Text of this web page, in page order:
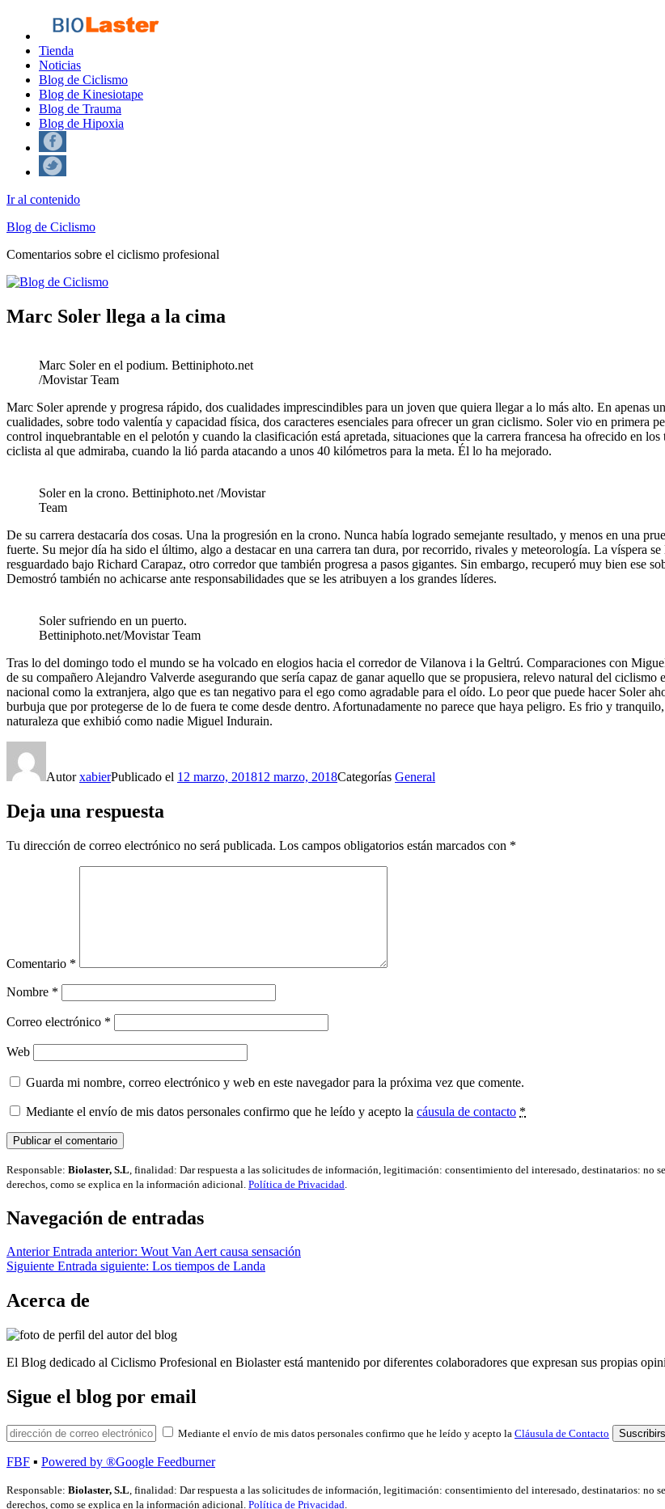
Tienda
Noticias
Blog de Ciclismo
Blog de Kinesiotape
Blog de Trauma
Blog de Hipoxia
Ir al contenido
Blog de Ciclismo
Comentarios sobre el ciclismo profesional
Marc Soler llega a la cima
Marc Soler en el podium. Bettiniphoto.net
/Movistar Team
Marc Soler aprende y progresa rápido, dos cualidades imprescindibles para un joven que quiera llegar a lo más alto. En apenas
cualidades, sobre todo valentía y capacidad física, dos caracteres esenciales para ofrecer un gran ciclismo. Soler vio en primera
control inquebrantable en el pelotón y cuando la clasificación está apretada, situaciones que la carrera francesa ha ofrecido en
ciclista al que admiraba, cuando la lió parda atacando a unos 40 kilómetros para la meta. Él lo ha mejorado.
Soler en la crono. Bettiniphoto.net /Movistar
Team
De su carrera destacaría dos cosas. Una la progresión en la crono. Nunca había logrado semejante resultado, y menos en una
fuerte. Su mejor día ha sido el último, algo a destacar en una carrera tan dura, por recorrido, rivales y meteorología. La víspera
resguardado bajo Richard Carapaz, otro corredor que también progresa a pasos gigantes. Sin embargo, recuperó muy bien ese
Demostró también no achicarse ante responsabilidades que se les atribuyen a los grandes líderes.
Soler sufriendo en un puerto.
Bettiniphoto.net/Movistar Team
Tras lo del domingo todo el mundo se ha volcado en elogios hacia el corredor de Vilanova i la Geltrú. Comparaciones con
de su compañero Alejandro Valverde asegurando que sería capaz de ganar aquello que se propusiera, relevo natural del
nacional como la extranjera, algo que es tan negativo para el ego como agradable para el oído. Lo peor que puede hacer Soler
burbuja que por protegerse de lo de fuera te come desde dentro. Afortunadamente no parece que haya peligro. Es frio y
naturaleza que exhibió como nadie Miguel Indurain.
AutorxabierPublicado el 12 marzo, 201812 marzo, 2018Categorías General
Deja una respuesta
Tu dirección de correo electrónico no será publicada. Los campos obligatorios están marcados con *
Comentario *
Nombre *
Correo electrónico *
Web
Guarda mi nombre, correo electrónico y web en este navegador para la próxima vez que comente.
Mediante el envío de mis datos personales confirmo que he leído y acepto la cáusula de contacto *
Responsable: Biolaster, S.L , finalidad: Dar respuesta a las solicitudes de información, legitimación: consentimiento del interesado, destinatarios: no
derechos, como se explica en la información adicional. Política de Privacidad
Navegación de entradas
Anterior Entrada anterior: Wout Van Aert causa sensación
Siguiente Entrada siguiente: Los tiempos de Landa
Acerca de
El Blog dedicado al Ciclismo Profesional en Biolaster está mantenido por diferentes colaboradores que expresan sus propias
Sigue el blog por email
Mediante el envío de mis datos personales confirmo que he leído y acepto la Cláusula de Contacto
FBF ▪ Powered by ®Google Feedburner
Responsable: Biolaster, S.L, finalidad: Dar respuesta a las solicitudes de información, legitimación: consentimiento del interesado, destinatarios: no
derechos, como se explica en la información adicional. Política de Privacidad.